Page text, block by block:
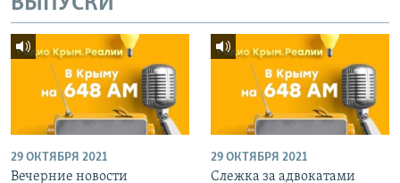
29 ОКТЯБРЯ 2021
Вечерние новости
29 ОКТЯБРЯ 2021
Слежка за адвокатами